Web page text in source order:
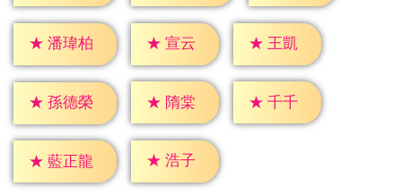
★ 潘瑋柏 ★ 宣云 ★ 王凱
★ 孫德榮 ★ 隋棠 ★ 千千
★ 藍正龍 ★ 浩子